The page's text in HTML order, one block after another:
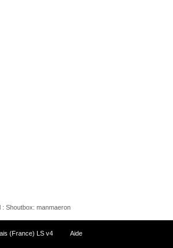
: Shoutbox: manmaeron
(France) LS v4 Aide